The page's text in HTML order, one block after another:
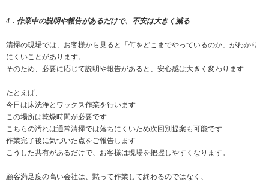
4．作業中の説明や報告があるだけで、不安は大きく減る
清掃の現場では、お客様から見ると「何をどこまでやっているのか」がわかり
にくいことがあります。
そのため、必要に応じて説明や報告があると、安心感は大きく変わります
たとえば、
今日は床洗浄とワックス作業を行います
この場所は乾燥時間が必要です
こちらの汚れは通常清掃では落ちにくいため次回別提案も可能です
作業完了後に気づいた点をご報告します
こうした共有があるだけで、お客様は現場を把握しやすくなります。
顧客満足度の高い会社は、黙って作業して終わるのではなく、